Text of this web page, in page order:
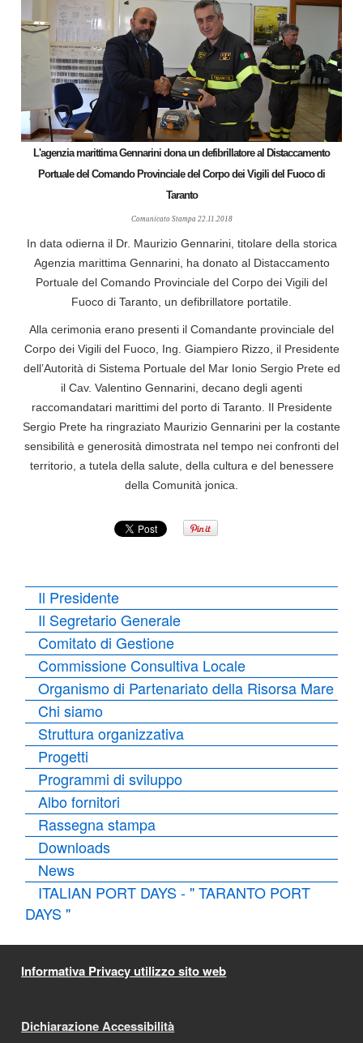
L'agenzia marittima Gennarini dona un defibrillatore al Distaccamento
Portuale del Comando Provinciale del Corpo dei Vigili del Fuoco di
Taranto
Comunicato Stampa 22.11.2018
In data odierna il Dr. Maurizio Gennarini, titolare della storica
Agenzia marittima Gennarini, ha donato al Distaccamento
Portuale del Comando Provinciale del Corpo dei Vigili del
Fuoco di Taranto, un defibrillatore portatile.
Alla cerimonia erano presenti il Comandante provinciale del
Corpo dei Vigili del Fuoco, Ing. Giampiero Rizzo, il Presidente
dell’Autorità di Sistema Portuale del Mar Ionio Sergio Prete ed
il Cav. Valentino Gennarini, decano degli agenti
raccomandatari marittimi del porto di Taranto. Il Presidente
Sergio Prete ha ringraziato Maurizio Gennarini per la costante
sensibilità e generosità dimostrata nel tempo nei confronti del
territorio, a tutela della salute, della cultura e del benessere
della Comunità jonica.
Il Presidente
Il Segretario Generale
Comitato di Gestione
Commissione Consultiva Locale
Organismo di Partenariato della Risorsa Mare
Chi siamo
Struttura organizzativa
Progetti
Programmi di sviluppo
Albo fornitori
Rassegna stampa
Downloads
News
ITALIAN PORT DAYS - " TARANTO PORT
DAYS "
Informativa Privacy utilizzo sito web
Dichiarazione Accessibilità